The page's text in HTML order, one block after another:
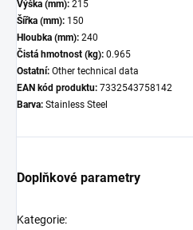
Výška (mm): 215
Šířka (mm): 150
Hloubka (mm): 240
Čistá hmotnost (kg): 0.965
Ostatní: Other technical data
EAN kód produktu: 7332543758142
Barva: Stainless Steel
Doplňkové parametry
Kategorie: